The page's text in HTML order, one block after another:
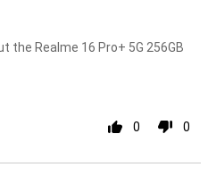
the Realme 16 Pro+ 5G 256GB
0 0